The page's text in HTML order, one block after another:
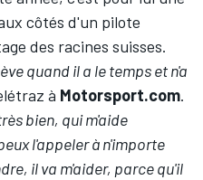
côtés d'un pilote
des racines suisses.
quand il a le temps et n'a
à Motorsport.com.
bien, qui m'aide
l'appeler à n'importe
il va m'aider, parce qu'il